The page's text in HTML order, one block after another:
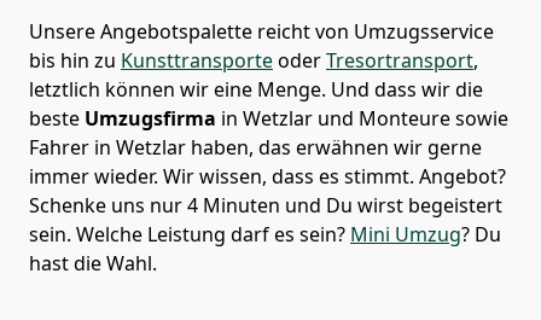
Unsere Angebotspalette reicht von Umzugsservice
bis hin zu KunsttransporteoderTresortransport,
letztlich können wir eine Menge. Und dass wir die
beste Umzugsfirma in Wetzlar und Monteure sowie
Fahrer in Wetzlar haben, das erwähnen wir gerne
immer wieder. Wir wissen, dass es stimmt. Angebot?
Schenke uns nur 4 Minuten und Du wirst begeistert
sein. Welche Leistung darf es sein? Mini Umzug? Du
hast die Wahl.